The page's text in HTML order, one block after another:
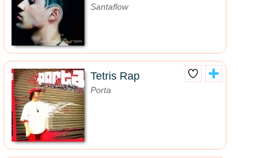
Santaflow
Tetris Rap
Porta